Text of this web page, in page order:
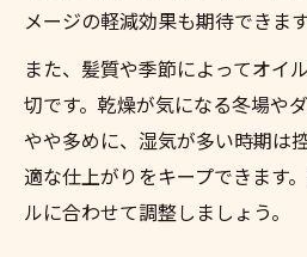
メージの軽減効果も期待できます
また、髪質や季節によってオイ
切です。乾燥が気になる冬場や
やや多めに、湿気が多い時期は
適な仕上がりをキープできます
ルに合わせて調整しましょう。